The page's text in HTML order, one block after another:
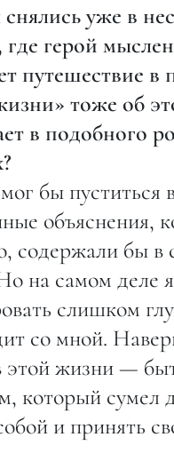
уже в
герой
путешествие в
тоже об
в подобного
бы пуститься
объяснения,
содержали бы в
на самом деле
слишком
со мной.
этой жизни —
который сумел
и принять